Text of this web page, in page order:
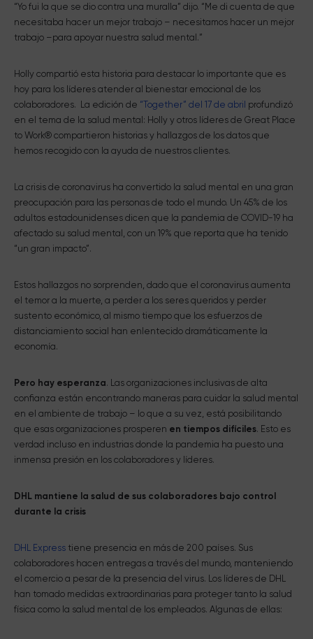
“Yo fui la que se dio contra una muralla” dijo. “Me di cuenta de que
necesitaba hacer un mejor trabajo – necesitamos hacer un mejor
trabajo –para apoyar nuestra salud mental.”
Holly compartió esta historia para destacar lo importante que es
hoy para los líderes atender al bienestar emocional de los
colaboradores. La edición de “Together” del 17 de abril profundizó
en el tema de la salud mental: Holly y otros líderes de Great Place
to Work® compartieron historias y hallazgos de los datos que
hemos recogido con la ayuda de nuestros clientes.
La crisis de coronavirus ha convertido la salud mental en una gran
preocupación para las personas de todo el mundo. Un 45% de los
adultos estadounidenses dicen que la pandemia de COVID-19 ha
afectado su salud mental, con un 19% que reporta que ha tenido
“un gran impacto”.
Estos hallazgos no sorprenden, dado que el coronavirus aumenta
el temor a la muerte, a perder a los seres queridos y perder
sustento económico, al mismo tiempo que los esfuerzos de
distanciamiento social han enlentecido dramáticamente la
economía.
Pero hay esperanza. Las organizaciones inclusivas de alta
confianza están encontrando maneras para cuidar la salud mental
en el ambiente de trabajo – lo que a su vez, está posibilitando
que esas organizaciones prosperen en tiempos difíciles. Esto es
verdad incluso en industrias donde la pandemia ha puesto una
inmensa presión en los colaboradores y líderes.
DHL mantiene la salud de sus colaboradores bajo control
durante la crisis
DHL Express tiene presencia en más de 200 países. Sus
colaboradores hacen entregas a través del mundo, manteniendo
el comercio a pesar de la presencia del virus. Los líderes de DHL
han tomado medidas extraordinarias para proteger tanto la salud
física como la salud mental de los empleados. Algunas de ellas: